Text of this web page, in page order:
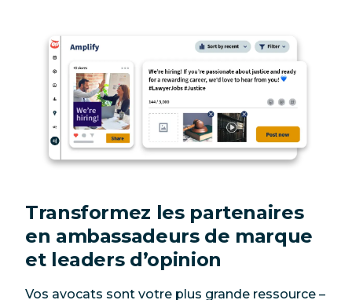
Transformez les partenaires
en ambassadeurs de marque
et leaders d’opinion
Vos avocats sont votre plus grande ressource –